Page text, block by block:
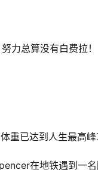
在地铁遇到一
让他想放弃健身，但